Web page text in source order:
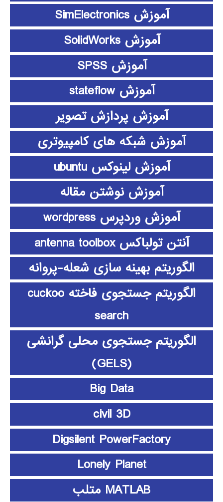
آموزش SimElectronics
آموزش SolidWorks
آموزش SPSS
آموزش stateflow
آموزش پردازش تصویر
آموزش شبکه های کامپیوتری
آموزش لینوکس ubuntu
آموزش نوشتن مقاله
آموزش وردپرس wordpress
آنتن تولباکس antenna toolbox
الگوریتم بهینه سازی شعله-پروانه
الگوریتم جستجوی فاخته cuckoo
search
الگوریتم جستجوی محلی گرانشی
(GELS)
Big Data
civil 3D
Digsilent PowerFactory
Lonely Planet
MATLAB متلب